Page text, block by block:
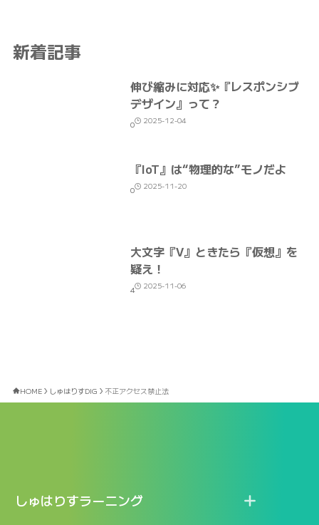
新着記事
伸び縮みに対応✨『レスポンシブ
デザイン』って？
0 2025-12-04
『IoT』は“物理的な”モノだよ
0 2025-11-20
大文字『V』ときたら『仮想』を
疑え！
4 2025-11-06
HOME しゅはりすDIG 不正アクセス禁止法
しゅはりすラーニング